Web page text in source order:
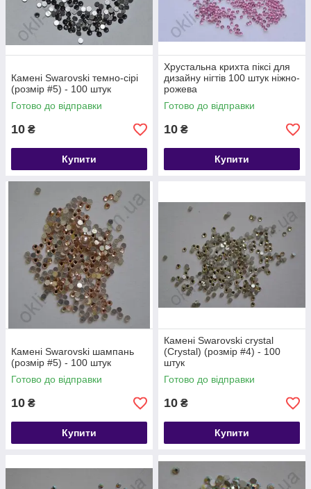
Камені Swarovski темно-сірі
(розмір #5) - 100 штук
Готово до відправки
10 ₴
Купити
Хрустальна крихта піксі для
дизайну нігтів 100 штук ніжно-
рожева
Готово до відправки
10 ₴
Купити
Камені Swarovski шампань
(розмір #5) - 100 штук
Готово до відправки
10 ₴
Купити
Камені Swarovski crystal
(Crystal) (розмір #4) - 100
штук
Готово до відправки
10 ₴
Купити